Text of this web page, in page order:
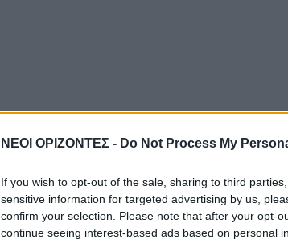
ΝΕΟΙ ΟΡΙΖΟΝΤΕΣ - Do Not Process My
If you wish to opt-out of the sale, sharing to third
sensitive information for targeted advertising by us,
confirm your selection. Please note that after your opt-
continue seeing interest-based ads based on personal